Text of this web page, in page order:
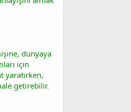
dünyaya
için
yaratırken,
getirebilir.